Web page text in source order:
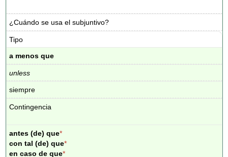
¿Cuándo se usa el subjuntivo?
Tipo
a menos que
unless
siempre
Contingencia
antes (de) que*
con tal (de) que*
en caso de que*